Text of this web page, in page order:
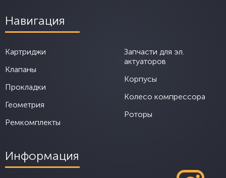
Навигация
Картриджи
Клапаны
Прокладки
Геометрия
Ремкомплекты
Запчасти для эл.
актуаторов
Корпусы
Колесо компрессора
Роторы
Информация